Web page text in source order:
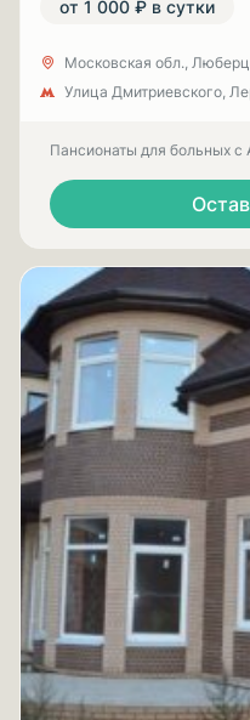
от 1 000 ₽ в сутки
Московская обл.,
Улица Дмитриевского,
Пансионаты для больных